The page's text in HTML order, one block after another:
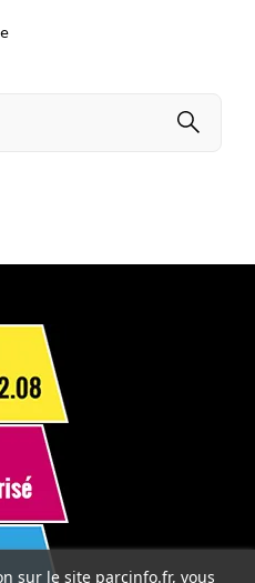
sur le site parcinfo.fr, vous